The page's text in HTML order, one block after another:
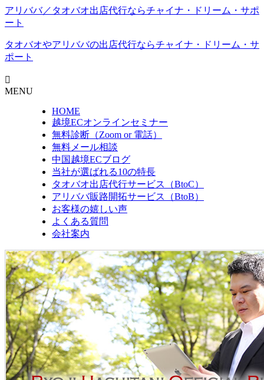
アリババ／タオバオ出店代⾏ならチャイナ・ドリーム・サポ
ート
タオバオやアリババの出店代行ならチャイナ・ドリーム・サ
ポート
MENU
HOME
越境ECオンラインセミナー
無料診断（Zoom or 電話）
無料メール相談
中国越境ECブログ
当社が選ばれる10の特長
タオバオ出店代行サービス（BtoC）
アリババ販路開拓サービス（BtoB）
お客様の嬉しい声
よくある質問
会社案内